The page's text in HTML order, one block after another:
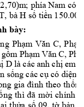
2,70)m; phía Nam có
bà H số tiền 1
bày:
Phạm Văn C,
gồm Phạm Văn C,
D là các anh chị em
sống các cụ có diện
gia đình theo
thì đã mời chính